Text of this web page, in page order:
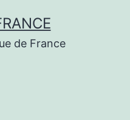
de France